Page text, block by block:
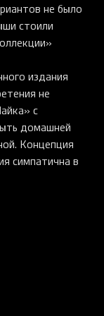
не было
стоили
издания
не
с
домашней
Концепция
симпатична в